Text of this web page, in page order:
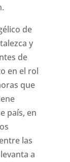
de
y
de
en el rol
que
país, en
las
a